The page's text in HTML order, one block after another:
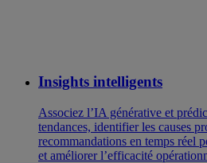
Insights intelligents
Associez l’IA générative et
tendances, identifier les causes
recommandations en temps réel
et améliorer l’efficacité